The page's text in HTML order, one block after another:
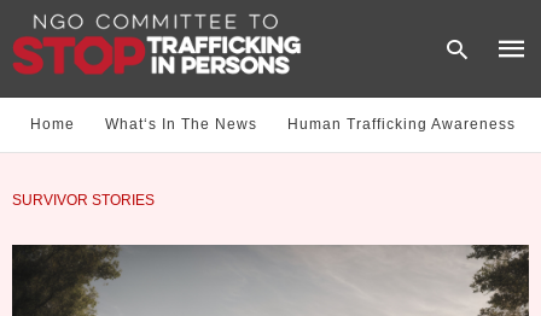
and
hit
Home What‘s In The News Human Trafficking Awareness
SURVIVOR STORIES